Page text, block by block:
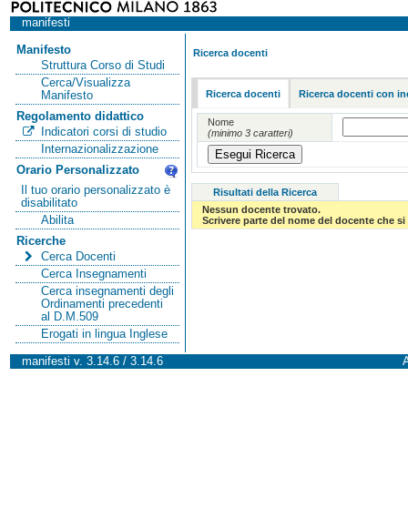
manifesti
Manifesto
Struttura Corso di Studi
Cerca/Visualizza
Manifesto
Regolamento didattico
Indicatori corsi di studio
Internazionalizzazione
Orario Personalizzato
Il tuo orario personalizzato è
disabilitato
Abilita
Ricerche
Cerca Docenti
Cerca Insegnamenti
Cerca insegnamenti degli
Ordinamenti precedenti
al D.M.509
Erogati in lingua Inglese
Ricerca docenti
Ricerca docenti Ricerca docenti con
Nome
(minimo 3 caratteri)
Risultati della Ricerca
Nessun docente trovato.
Scrivere parte del nome del docente che
manifesti v. 3.14.6 / 3.14.6